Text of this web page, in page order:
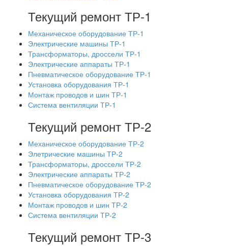
Текущий ремонт ТР-1
Механическое оборудование ТР-1
Электрические машины ТР-1
Трансформаторы, дроссели ТР-1
Электрические аппараты ТР-1
Пневматическое оборудование ТР-1
Установка оборудования ТР-1
Монтаж проводов и шин ТР-1
Система вентиляции ТР-1
Текущий ремонт ТР-2
Механическое оборудование ТР-2
Элетрические машины ТР-2
Трансформаторы, дроссели ТР-2
Электрические аппараты ТР-2
Пневматическое оборудование ТР-2
Установка оборудования ТР-2
Монтаж проводов и шин ТР-2
Система вентиляции ТР-2
Текущий ремонт ТР-3